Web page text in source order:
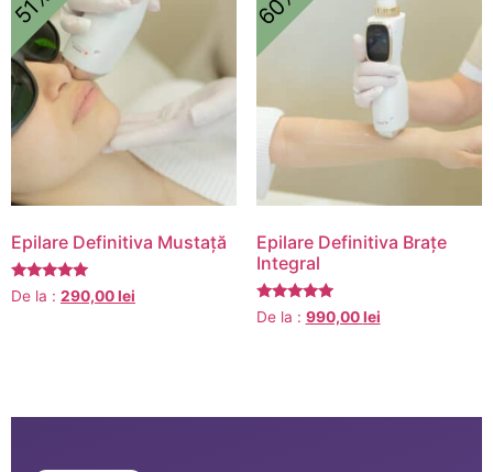
Epilare Definitiva Mustață
Evaluat la
5.00
De la : 290,00lei
Epilare Definitiva Brațe
Integral
Evaluat la
5.00
De la : 990,00lei